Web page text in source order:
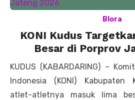
Blora
KONI Kudus
Besar di Porprov
KUDUS (KABARDARING) –
Indonesia (KONI) Kabupaten
atlet-atletnya masuk lima